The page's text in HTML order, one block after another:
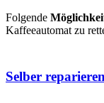
Folgende
Kaffeeautomat zu
Selber reparieren